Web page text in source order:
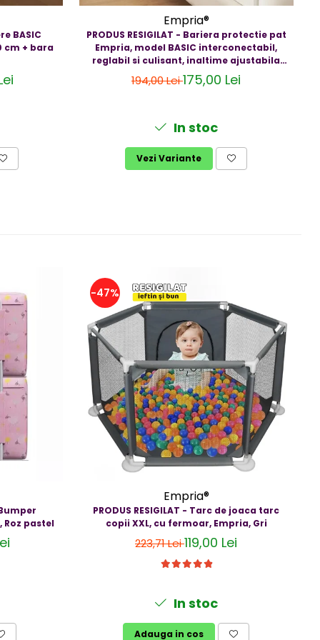
BASIC
cm + bara
Empria®
PRODUS RESIGILAT - Bariera protectie pat
Empria, model BASIC interconectabil,
reglabil si culisant, inaltime ajustabila
pana la 94 cm, Diverse dimensiuni
194,00 Lei175,00 Lei
In stoc
Vezi Variante
Roz pastel
-47%
Empria®
PRODUS RESIGILAT - Tarc de joaca tarc
copii XXL, cu fermoar, Empria, Gri
223,71 Lei119,00 Lei
In stoc
Adauga in cos